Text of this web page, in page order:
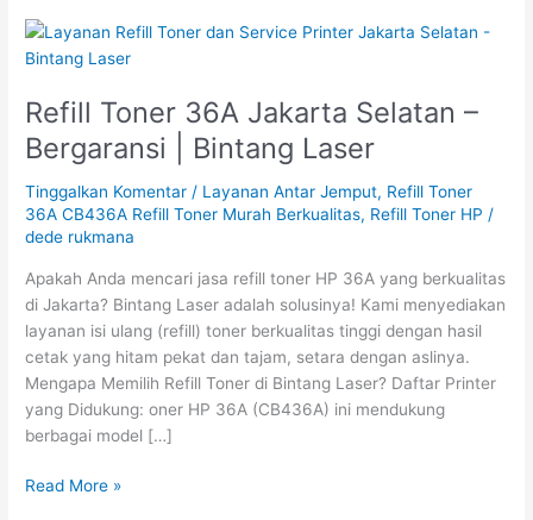
Refill Toner 36A Jakarta Selatan –
Bergaransi | Bintang Laser
Tinggalkan Komentar / Layanan Antar Jemput, Refill Toner
36A CB436A Refill Toner Murah Berkualitas, Refill Toner HP /
dede rukmana
Apakah Anda mencari jasa refill toner HP 36A yang berkualitas
di Jakarta? Bintang Laser adalah solusinya! Kami menyediakan
layanan isi ulang (refill) toner berkualitas tinggi dengan hasil
cetak yang hitam pekat dan tajam, setara dengan aslinya.
Mengapa Memilih Refill Toner di Bintang Laser? Daftar Printer
yang Didukung: oner HP 36A (CB436A) ini mendukung
berbagai model […]
Refill
Toner
Jakarta
Selatan
–
Bergaransi
|
Bintang
Read More »